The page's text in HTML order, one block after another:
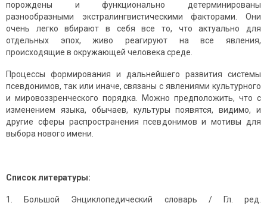
порождены и функционально детерминированы
разнообразными экстралингвистическими факторами. Они
очень легко вбирают в себя все то, что актуально для
отдельных эпох, живо реагируют на все явления,
происходящие в окружающей чело­века среде.
Процессы формирования и дальнейшего развития системы
псевдонимов, так или иначе, связаны с явлениями культурного
и мировоззренческого порядка. Можно предположить, что с
измене­нием языка, обычаев, культуры появятся, видимо, и
другие сферы распространения псевдонимов и мотивы для
выбора нового имени.
Список литературы:
Большой Энциклопедический словарь / Гл. ред.